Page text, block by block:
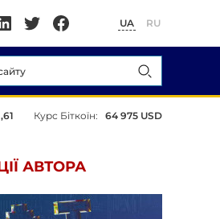
UA RU
Курс Біткоїн: 64 975 USD
АВТОРА